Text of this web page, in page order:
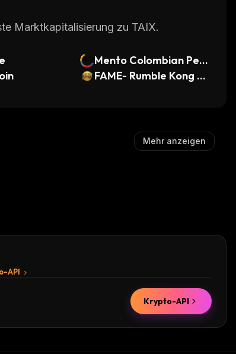
Marktkapitalisierung zu TAIX.
Mento Colombian Pes
o
FAME- Rumble Kong L
Mehr anzeigen
API
Krypto-API